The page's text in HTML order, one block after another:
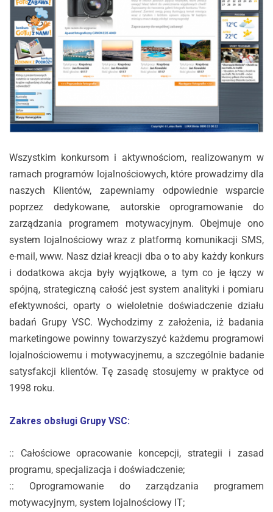
Wszystkim konkursom i aktywnościom, realizowanym w
ramach programów lojalnościowych, które prowadzimy dla
naszych Klientów, zapewniamy odpowiednie wsparcie
poprzez dedykowane, autorskie oprogramowanie do
zarządzania programem motywacyjnym. Obejmuje ono
system lojalnościowy wraz z platformą komunikacji SMS,
e-mail, www. Nasz dział kreacji dba o to aby każdy konkurs
i dodatkowa akcja były wyjątkowe, a tym co je łączy w
spójną, strategiczną całość jest system analityki i pomiaru
efektywności, oparty o wieloletnie doświadczenie działu
badań Grupy VSC. Wychodzimy z założenia, iż badania
marketingowe powinny towarzyszyć każdemu programowi
lojalnościowemu i motywacyjnemu, a szczególnie badanie
satysfakcji klientów. Tę zasadę stosujemy w praktyce od
1998 roku.
Zakres obsługi Grupy VSC:
:: Całościowe opracowanie koncepcji, strategii i zasad
programu, specjalizacja i doświadczenie;
:: Oprogramowanie do zarządzania programem
motywacyjnym, system lojalnościowy IT;